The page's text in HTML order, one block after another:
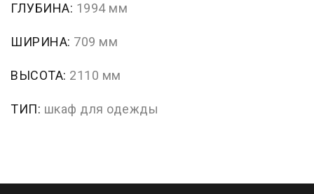
ГЛУБИНА: 1994 мм
ШИРИНА: 709 мм
ВЫСОТА: 2110 мм
ТИП: шкаф для одежды